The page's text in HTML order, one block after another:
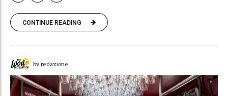
CONTINUE READING
by redazione